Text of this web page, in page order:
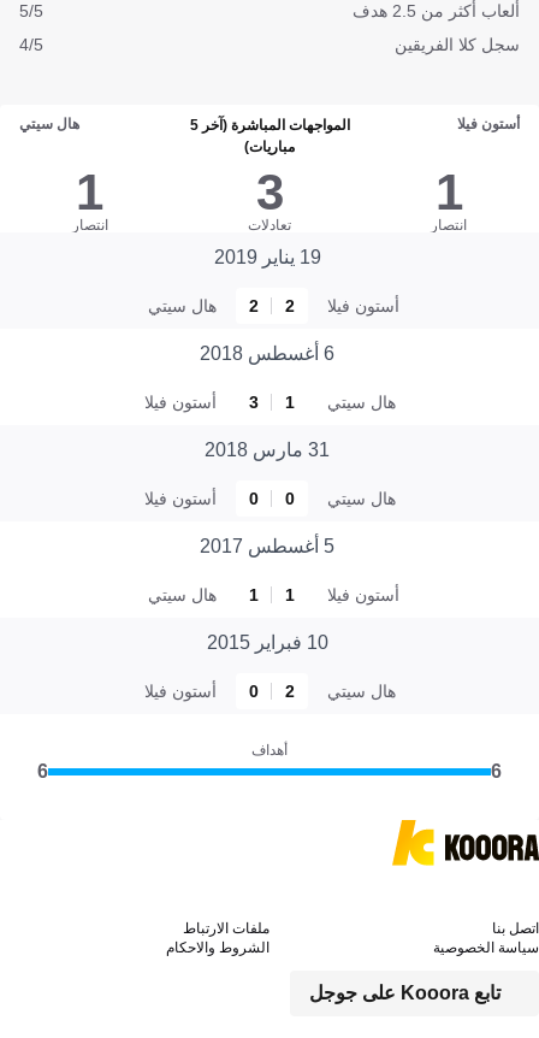
ألعاب أكثر من 2.5 هدف
5/5
سجل كلا الفريقين
4/5
أستون فيلا
المواجهات المباشرة (آخر 5
مباريات)
هال سيتي
1
انتصار
3
تعادلات
1
انتصار
19 يناير 2019
أستون فيلا 2
2 هال سيتي
6 أغسطس 2018
هال سيتي 1
3 أستون فيلا
31 مارس 2018
هال سيتي 0
0 أستون فيلا
5 أغسطس 2017
أستون فيلا 1
1 هال سيتي
10 فبراير 2015
هال سيتي 2
0 أستون فيلا
أهداف
6
6
تابع Kooora على جوجل
اتصل بنا
ملفات الارتباط
سياسة الخصوصية
الشروط والاحكام